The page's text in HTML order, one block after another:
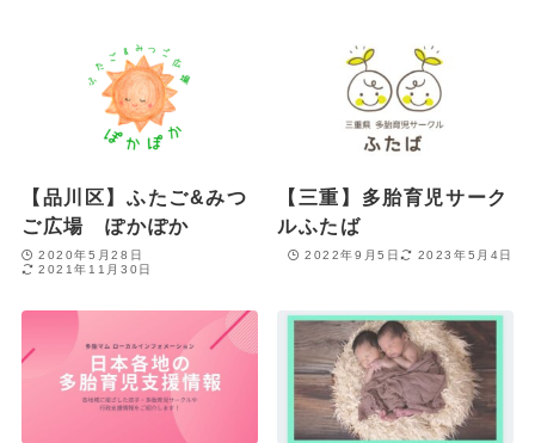
【品川区】ふたご&みつ
ご広場 ぽかぽか
2020年5月28日
2021年11月30日
【三重】多胎育児サーク
ルふたば
2022年9月5日 2023年5月4日